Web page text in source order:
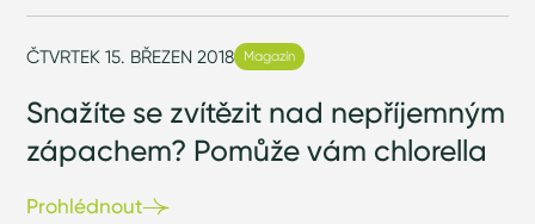
ČTVRTEK 15. BŘEZEN 2018 Magazín
Snažíte se zvítězit nad nepříjemným
zápachem? Pomůže vám chlorella
Prohlédnout